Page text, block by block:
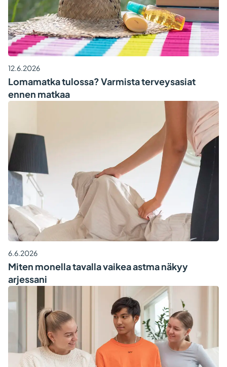
12.6.2026
Lomamatka tulossa? Varmista terveysasiat
ennen matkaa
6.6.2026
Miten monella tavalla vaikea astma näkyy
arjessani